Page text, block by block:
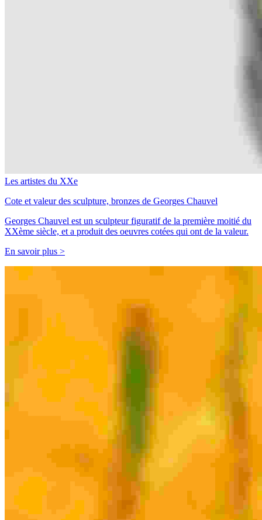
Les artistes du XXe
Cote et valeur des sculpture, bronzes de Georges Chauvel
Georges Chauvel est un sculpteur figuratif de la première moitié du
XXème siècle, et a produit des oeuvres cotées qui ont de la valeur.
En savoir plus >